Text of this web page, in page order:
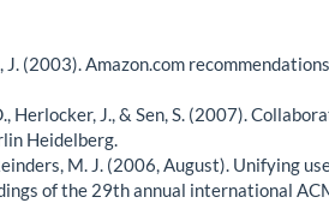
J. (2003). Amazon.com
Herlocker, J., & Sen, S. (2007).
Heidelberg.
M. J. (2006, August). Unifying
of the 29th annual international